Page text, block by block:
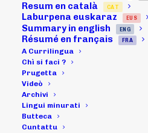
Resum en català CAT
Laburpena euskaraz EUS
Summary in english ENG
Résumé en français FRA
A Currilingua
Chì si faci ?
Prugetta
Videò
Archivi
Lingui minurati
Butteca
Cuntattu
Nicolas
(ch'ùn